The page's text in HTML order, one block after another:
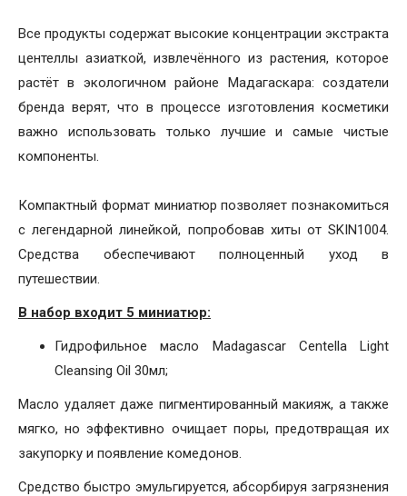
Все продукты содержат высокие концентрации экстракта
центеллы азиаткой, извлечённого из растения, которое
растёт в экологичном районе Мадагаскара: создатели
бренда верят, что в процессе изготовления косметики
важно использовать только лучшие и самые чистые
компоненты.
Компактный формат миниатюр позволяет познакомиться
с легендарной линейкой, попробовав хиты от SKIN1004.
Средства обеспечивают полноценный уход в
путешествии.
В набор входит 5 миниатюр:
Гидрофильное масло Madagascar Centella Light
Cleansing Oil 30мл;
Масло удаляет даже пигментированный макияж, а также
мягко, но эффективно очищает поры, предотвращая их
закупорку и появление комедонов.
Средство быстро эмульгируется, абсорбируя загрязнения